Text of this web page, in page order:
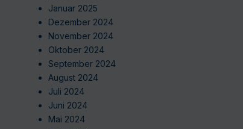
Januar 2025
Dezember 2024
November 2024
Oktober 2024
September 2024
August 2024
Juli 2024
Juni 2024
Mai 2024